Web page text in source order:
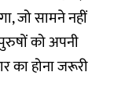
जो सामने नहीं
को अपनी
का होना जरूरी